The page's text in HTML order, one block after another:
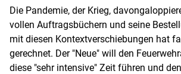
Die Pandemie, der Krieg,
vollen Auftragsbüchern und seine
mit diesen Kontextverschiebungen hat
gerechnet. Der "Neue" will den
diese "sehr intensive" Zeit führen und